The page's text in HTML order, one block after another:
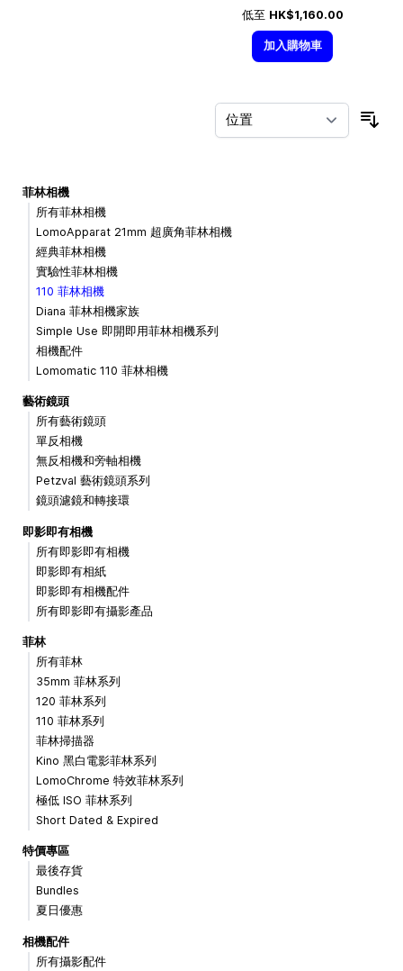
低至 HK$1,160.00
加入購物車
菲林相機
所有菲林相機
LomoApparat 21mm 超廣角菲林相機
經典菲林相機
實驗性菲林相機
110 菲林相機
Diana 菲林相機家族
Simple Use 即開即用菲林相機系列
相機配件
Lomomatic 110 菲林相機
藝術鏡頭
所有藝術鏡頭
單反相機
無反相機和旁軸相機
Petzval 藝術鏡頭系列
鏡頭濾鏡和轉接環
即影即有相機
所有即影即有相機
即影即有相紙
即影即有相機配件
所有即影即有攝影產品
菲林
所有菲林
35mm 菲林系列
120 菲林系列
110 菲林系列
菲林掃描器
Kino 黑白電影菲林系列
LomoChrome 特效菲林系列
極低 ISO 菲林系列
Short Dated & Expired
特價專區
最後存貨
Bundles
夏日優惠
相機配件
所有攝影配件